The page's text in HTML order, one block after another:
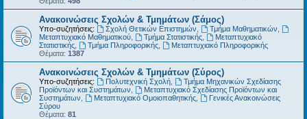
Ανακοινώσεις Σχολών & Τμημάτων (Σάμος)
Υπο-συζητήσεις: Σχολή Θετικών Επιστημών Τμήμα Μαθηματικών
Μεταπτυχιακό Μαθηματικού
Τμήμα Στατιστικής,
Μεταπτυχιακό
Στατιστικής
Τμήμα Πληροφορικής,
Μεταπτυχιακό Πληροφορικής
Θέματα: 1387
Ανακοινώσεις Σχολών & Τμημάτων (Σύρος)
Υπο-συζητήσεις: Πολυτεχνική Σχολή,
Τμήμα Μηχανικών Σχεδίασης
Προϊόντων και Συστημάτων
Μεταπτυχιακό Σχεδίασης Προϊόντων και
Συστημάτων
Μεταπτυχιακό Ομοιοπαθητικής,
Γενικές Ανακοινώσεις
Σύρου
Θέματα: 81